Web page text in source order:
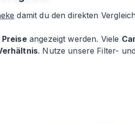
damit du den direkten
angezeigt werden. Viele
. Nutze unsere Filter-